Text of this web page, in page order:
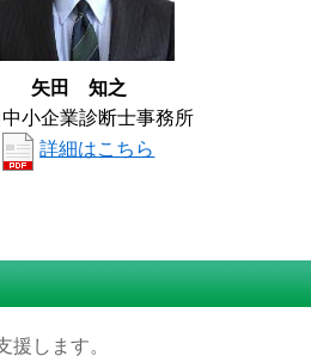
矢田 知之
小企業診断士事務所
詳細はこちら
します。